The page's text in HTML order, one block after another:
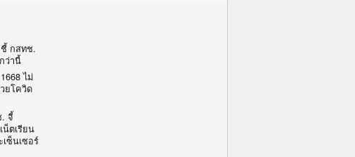
กสทช.
ว่านี้
ไม่
ยโควิด
จี้
น็ตเรียน
ซ็นเซอร์